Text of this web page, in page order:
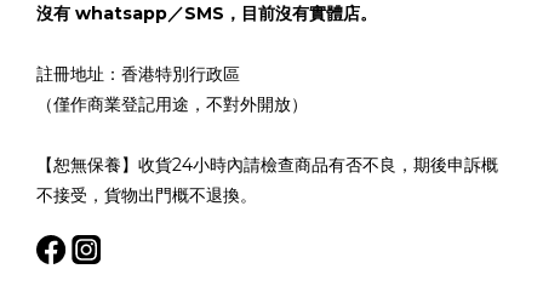
沒有 whatsapp／SMS，目前沒有實體店。
註冊地址：香港特別行政區
（僅作商業登記用途，不對外開放）
【恕無保養】收貨24小時內請檢查商品有否不良，期後申訴概
不接受，貨物出門概不退換。